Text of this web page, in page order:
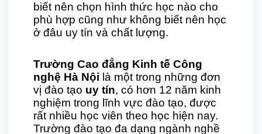
biết nên chọn hình thức học nào cho
phù hợp cũng như không biết nên học
ở đâu uy tín và chất lượng.
Trường Cao đẳng Kinh tế Công
nghệ Hà Nội là một trong những đơn
vị đào tạo uy tín, có hơn 12 năm kinh
nghiệm trong lĩnh vực đào tạo, được
rất nhiều học viên theo học hiện nay.
Trường đào tạo đa dạng ngành nghề